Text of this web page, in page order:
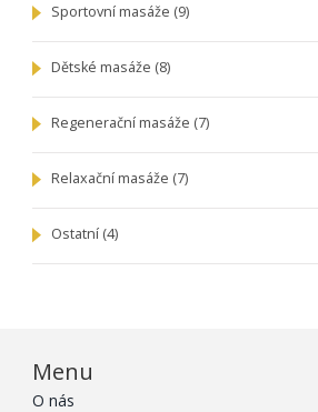
Sportovní masáže (9)
Dětské masáže (8)
Regenerační masáže (7)
Relaxační masáže (7)
Ostatní (4)
Menu
O nás